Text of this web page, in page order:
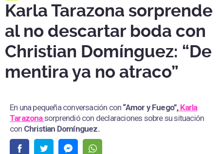
Karla Tarazona sorprende
al no descartar boda con
Christian Domínguez: “De
mentira ya no atraco”
En una pequeña conversación con “Amor y Fuego”,Karla
Tarazonasorprendió con declaraciones sobre su situación
con Christian Domínguez.